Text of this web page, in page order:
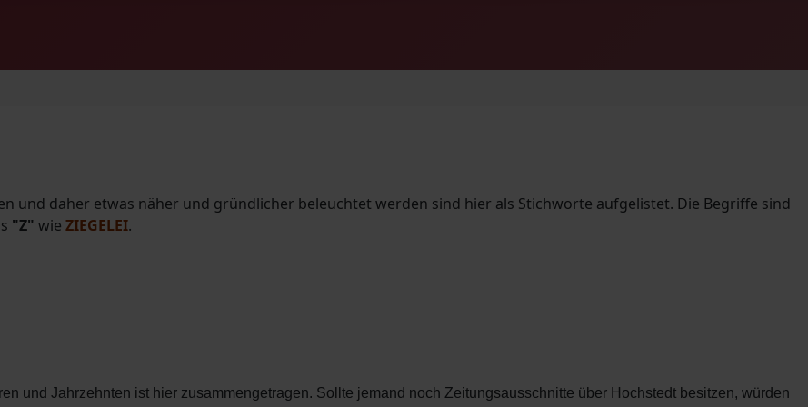
und daher etwas näher und gründlicher beleuchtet werden sind hier als Stichworte aufgelistet. Die Begriffe sind
"Z" wie ZIEGELEI.
und Jahrzehnten ist hier zusammengetragen. Sollte jemand noch Zeitungsausschnitte über Hochstedt besitzen, würden